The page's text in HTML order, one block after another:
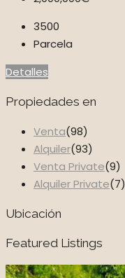
3500
Parcela
Detalles
Propiedades en
Venta(98)
Alquiler(93)
Venta Private(9)
Alquiler Private(7)
Ubicación
Featured Listings